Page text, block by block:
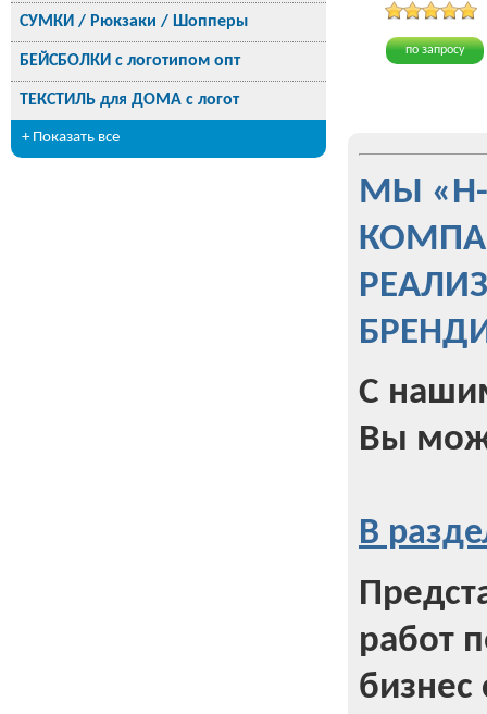
СУМКИ / Рюкзаки / Шопперы
БЕЙСБОЛКИ с логотипом опт
ТЕКСТИЛЬ для ДОМА с логот
+ Показать все
по запросу
МЫ
С
Вы
В
работ
бизнес